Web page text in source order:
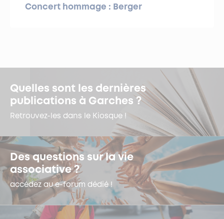
Concert hommage : Berger
Quelles sont les dernières
publications à Garches ?
Retrouvez-les dans le Kiosque !
Des questions sur la vie
associative ?
accédez au e-forum dédié !